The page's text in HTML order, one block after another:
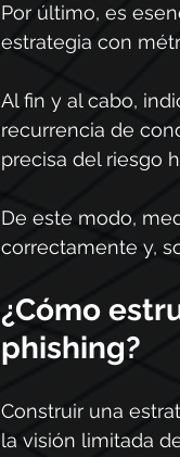
Por último, es
estrategia con
Al fin y al cabo,
recurrencia de
precisa del riesgo
De este modo,
correctamente y,
¿Cómo
phishing?
Construir una
la visión limitada